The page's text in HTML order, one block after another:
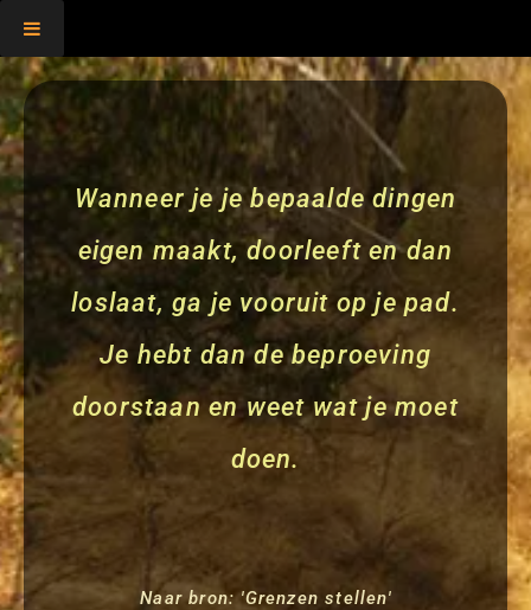
,
Wanneer je je bepaalde dingen
eigen maakt, doorleeft en dan
loslaat, ga je vooruit op je pad.
Je hebt dan de beproeving
doorstaan en weet wat je moet
doen.
Naar bron: 'Grenzen stellen'